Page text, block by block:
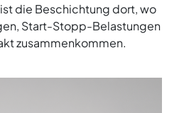
die Beschichtung dort, wo
Start-Stopp-Belastungen
zusammenkommen.